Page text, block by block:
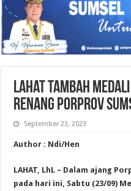
Lahat Tambah
Renang Porprov
September 23, 2023
Author : Ndi/Hen
LAHAT, LhL – Dalam ajang
pada hari ini, Sabtu (23/09)